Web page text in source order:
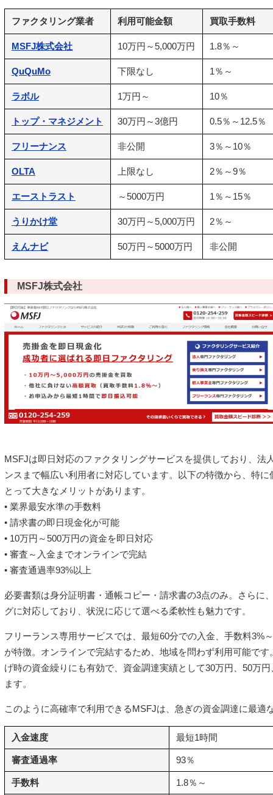
ファクタリング業者 利用可能金額 買取手数料
MSFJ株式会社 10万円～5,000万円 1.8％～
QuQuMo 下限なし 1％～
ラボル 1万円～ 10％
トップ・マネジメント 30万円～3億円 0.5％～12.5％
フリーナンス 非公開 3％～10％
OLTA 上限なし 2％～9％
エーストラスト ～5000万円 1％～15％
うりかけ堂 30万円～5,000万円 2％～
えんナビ 50万円～5000万円 非公開
MSFJ株式会社
MSFJは即日対応のファクタリングサービスを提供しており、法
ンスまで幅広い利用者に対応しています。以下の特徴から、特
とって大きなメリットがあります。
• 業界最安水準の手数料
• 請求書の即日現金化が可能
• 10万円～500万円の資金を即日対応
• 審査～入金までオンラインで完結
• 審査通過率93%以上
必要書類は身分証明書・通帳コピー・請求書の3点のみ。さらに
グに対応しており、状況に応じて選べる柔軟性も魅力です。
フリーランス専用サービスでは、最短60分での入金、手数料3%
が特徴。オンラインで完結するため、地域を問わず利用可能で
げ時の資金繰りにも有効で、資金調達実績として30万円、50万
ます。
このように高確率で利用できるMSFJは、急ぎの資金調達に最適
入金速度 最短1時間
審査通過率 93％
手数料 1.8％～